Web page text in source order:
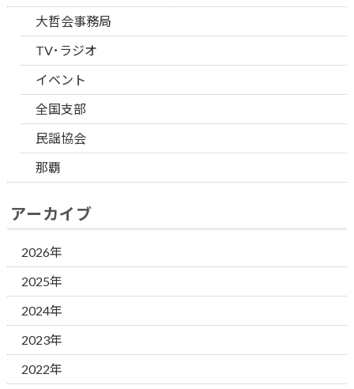
大哲会事務局
TV･ラジオ
イベント
全国支部
民謡協会
那覇
アーカイブ
2026年
2025年
2024年
2023年
2022年